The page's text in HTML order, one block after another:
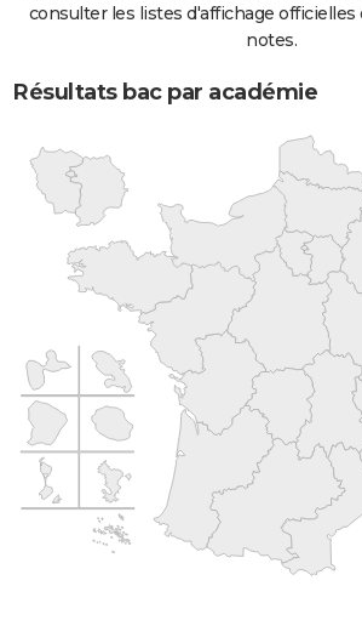
consulter les listes d'affichage officielles
notes.
Résultats bac par académie